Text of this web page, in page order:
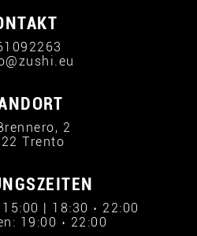
2
Trento
| 18:30 › 22:00
19:00 › 22:00